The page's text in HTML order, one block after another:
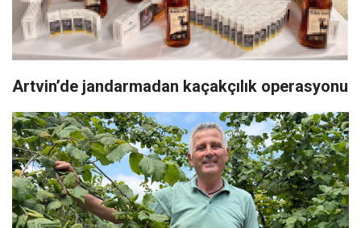
Artvin’de jandarmadan kaçakçılık operasyonu